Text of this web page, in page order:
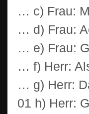
… c) Frau:
… d) Frau:
… e) Frau:
… f) Herr:
… g) Herr:
01 h) Herr: